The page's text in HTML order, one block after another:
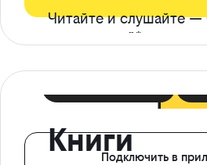
Читайте и слушайте —
ограничений*
КнигиПодключить в